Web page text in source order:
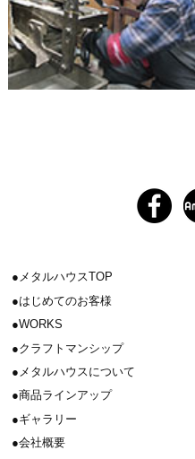
メタルハウスTOP
はじめてのお客様
WORKS
クラフトマンシップ
メタルハウスについて
商品ラインアップ
ギャラリー
会社概要